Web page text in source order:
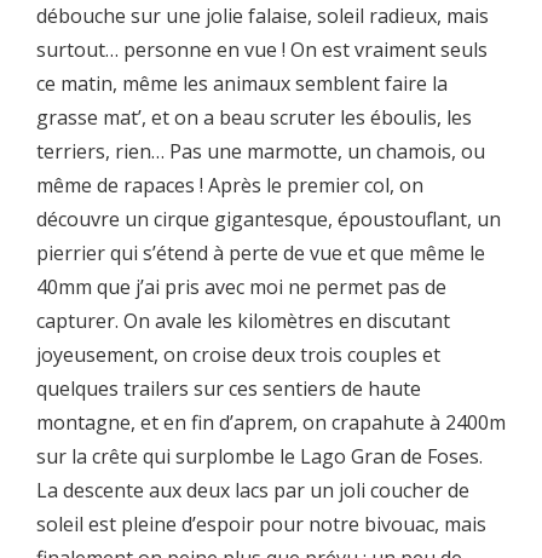
débouche sur une jolie falaise, soleil radieux, mais
surtout… personne en vue ! On est vraiment seuls
ce matin, même les animaux semblent faire la
grasse mat’, et on a beau scruter les éboulis, les
terriers, rien… Pas une marmotte, un chamois, ou
même de rapaces ! Après le premier col, on
découvre un cirque gigantesque, époustouflant, un
pierrier qui s’étend à perte de vue et que même le
40mm que j’ai pris avec moi ne permet pas de
capturer. On avale les kilomètres en discutant
joyeusement, on croise deux trois couples et
quelques trailers sur ces sentiers de haute
montagne, et en fin d’aprem, on crapahute à 2400m
sur la crête qui surplombe le Lago Gran de Foses.
La descente aux deux lacs par un joli coucher de
soleil est pleine d’espoir pour notre bivouac, mais